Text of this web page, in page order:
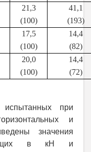
21,3
(100)
41,1
(193)
17,5
(100)
14,4
(82)
20,0
(100)
14,4
(72)
при
и
значения
в кН и